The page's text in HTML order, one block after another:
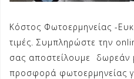
Κόστος Φωτοερμηνείας -
τιμές. Συμπληρώστε την
σας αποστείλουμε δωρεάν
προσφορά φωτοερμηνείας